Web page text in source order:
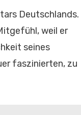
Deutschlands.
weil er
seines
faszinierten, zu